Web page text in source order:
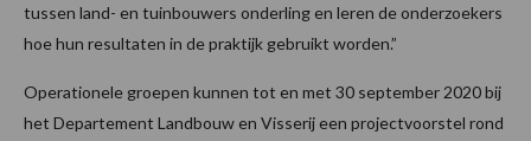
tussen land- en tuinbouwers onderling en leren de onderzoekers
hoe hun resultaten in de praktijk gebruikt worden.”
Operationele groepen kunnen tot en met 30 september 2020 bij
het Departement Landbouw en Visserij een projectvoorstel rond